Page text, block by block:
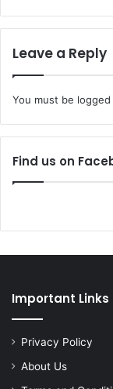
Leave a Reply
You must be logged
Find us on
Important Links
Privacy Policy
About Us